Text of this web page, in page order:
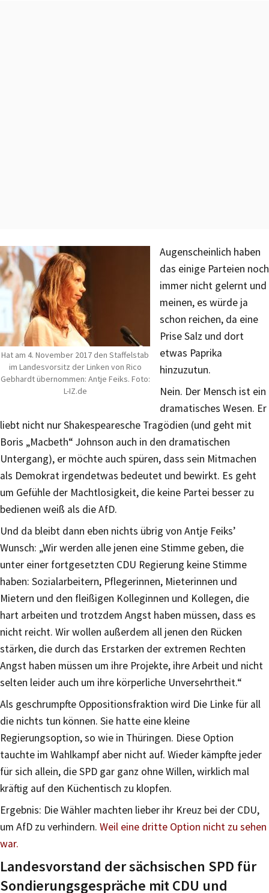
Hat am 4. November 2017 den Staffelstab
im Landesvorsitz der Linken von Rico
Gebhardt übernommen: Antje Feiks. Foto:
L-IZ.de
Augenscheinlich haben
das einige Parteien noch
immer nicht gelernt und
meinen, es würde ja
schon reichen, da eine
Prise Salz und dort
etwas Paprika
hinzuzutun.
Nein. Der Mensch ist ein
dramatisches Wesen. Er
liebt nicht nur Shakespearesche Tragödien (und geht mit
Boris „Macbeth“ Johnson auch in den dramatischen
Untergang), er möchte auch spüren, dass sein Mitmachen
als Demokrat irgendetwas bedeutet und bewirkt. Es geht
um Gefühle der Machtlosigkeit, die keine Partei besser zu
bedienen weiß als die AfD.
Und da bleibt dann eben nichts übrig von Antje Feiks’
Wunsch: „Wir werden alle jenen eine Stimme geben, die
unter einer fortgesetzten CDU Regierung keine Stimme
haben: Sozialarbeitern, Pflegerinnen, Mieterinnen und
Mietern und den fleißigen Kolleginnen und Kollegen, die
hart arbeiten und trotzdem Angst haben müssen, dass es
nicht reicht. Wir wollen außerdem all jenen den Rücken
stärken, die durch das Erstarken der extremen Rechten
Angst haben müssen um ihre Projekte, ihre Arbeit und nicht
selten leider auch um ihre körperliche Unversehrtheit.“
Als geschrumpfte Oppositionsfraktion wird Die Linke für all
die nichts tun können. Sie hatte eine kleine
Regierungsoption, so wie in Thüringen. Diese Option
tauchte im Wahlkampf aber nicht auf. Wieder kämpfte jeder
für sich allein, die SPD gar ganz ohne Willen, wirklich mal
kräftig auf den Küchentisch zu klopfen.
Ergebnis: Die Wähler machten lieber ihr Kreuz bei der CDU,
um AfD zu verhindern. Weil eine dritte Option nicht zu sehen
war.
Landesvorstand der sächsischen SPD für
Sondierungsgespräche mit CDU und